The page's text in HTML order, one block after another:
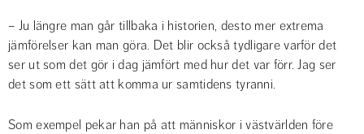
– Ju längre man går tillbaka i historien, desto mer extrema
jämförelser kan man göra. Det blir också tydligare varför det
ser ut som det gör i dag jämfört med hur det var förr. Jag ser
det som ett sätt att komma ur samtidens tyranni.
Som exempel pekar han på att människor i västvärlden före